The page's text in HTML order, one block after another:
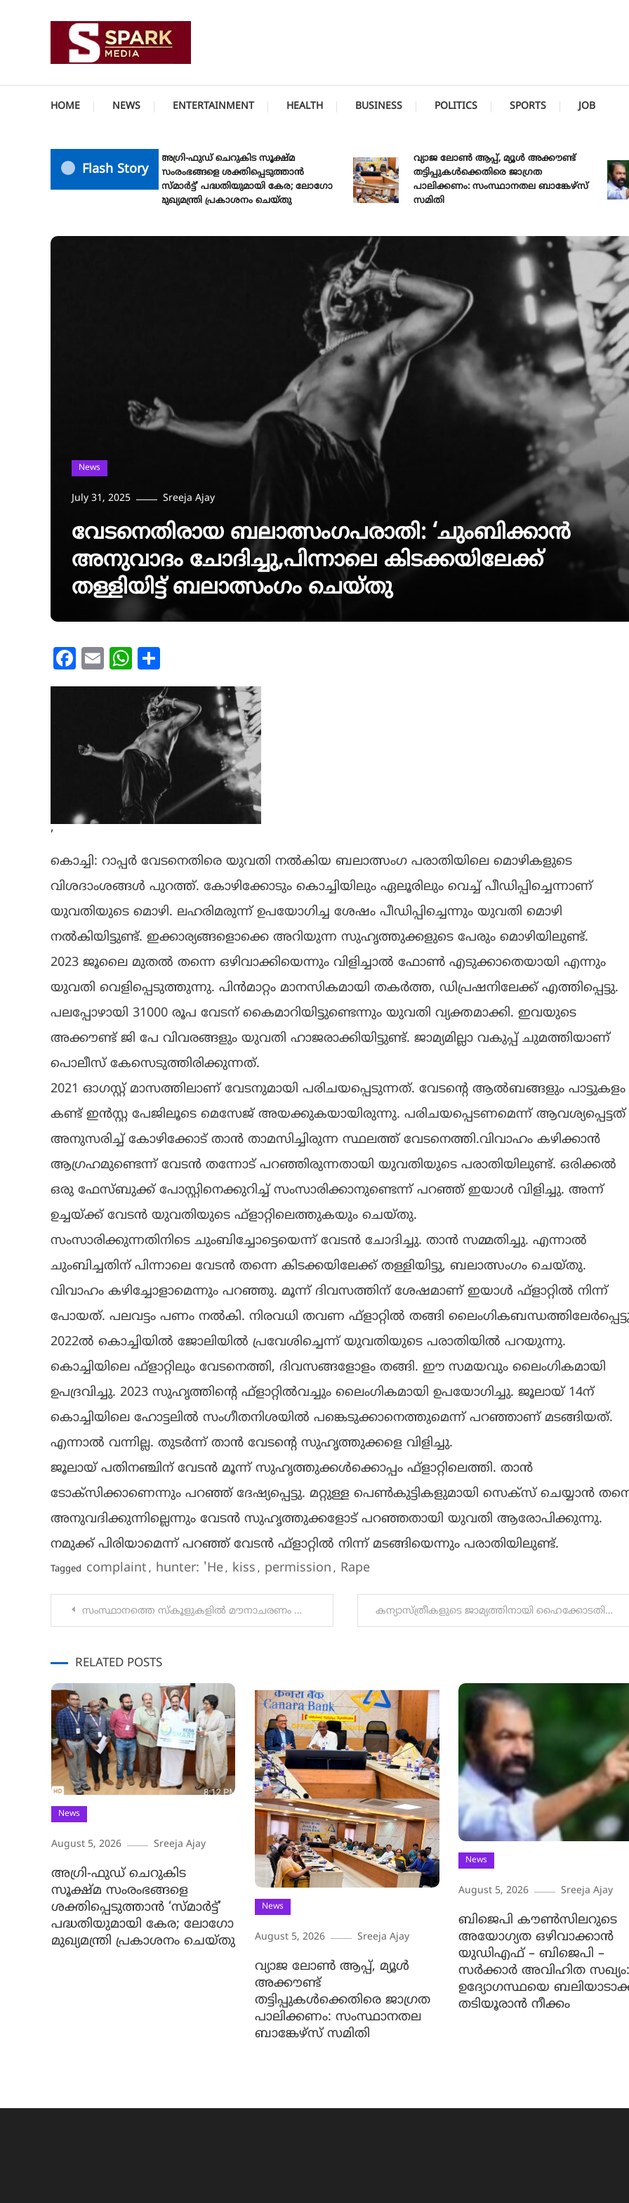
SPARK MEDIA
HOME NEWS ENTERTAINMENT HEALTH BUSINESS POLITICS SPORTS JOB
Flash Story
അഗ്രി-ഫുഡ് ചെറുകിട സൂക്ഷ്മ
സംരംഭങ്ങളെ ശക്തിപ്പെടുത്താന്‍
‘സ്മാര്‍ട്ട്’ പദ്ധതിയുമായി കേര; ലോഗോ
മുഖ്യമന്ത്രി പ്രകാശനം ചെയ്തു
വ്യാജ ലോൺ ആപ്പ്, മ്യൂൾ അക്കൗണ്ട്
തട്ടിപ്പുകൾക്കെതിരെ ജാ​ഗ്രത
പാലിക്കണം: സംസ്ഥാനതല ബാങ്കേഴ്സ്
സമിതി
News
July 31, 2025 Sreeja Ajay
വേടനെതിരായ ബലാത്സംഗപരാതി: ‘ചുംബിക്കാൻ
അനുവാദം ചോദിച്ചു,പിന്നാലെ കിടക്കയിലേക്ക്
തള്ളിയിട്ട് ബലാത്സംഗം ചെയ്തു
Facebook
Email WhatsApp
’
കൊച്ചി: റാപ്പർ വേടനെതിരെ യുവതി നൽകിയ ബലാത്സം​ഗ പരാതിയിലെ മൊഴികളുടെ
വിശദാംശങ്ങൾ പുറത്ത്. കോഴിക്കോടും കൊച്ചിയിലും ഏലൂരിലും വെച്ച് പീഡിപ്പിച്ചെന്നാണ്
യുവതിയുടെ മൊഴി. ലഹരിമരുന്ന് ഉപയോ​ഗിച്ച ശേഷം പീ‍ഡിപ്പിച്ചെന്നും യുവതി മൊഴി
നൽകിയിട്ടുണ്ട്. ഇക്കാര്യങ്ങളൊക്കെ അറിയുന്ന സുഹൃത്തുക്കളുടെ പേരും മൊഴിയിലുണ്ട്.
2023 ജൂലൈ മുതൽ തന്നെ ഒഴിവാക്കിയെന്നും വിളിച്ചാൽ ഫോൺ എടുക്കാതെയായി എന്നും
യുവതി വെളിപ്പെടുത്തുന്നു. പിൻമാറ്റം മാനസികമായി തകർത്ത, ഡിപ്രഷനിലേക്ക് എത്തിപ്പെട്ടു.
പലപ്പോഴായി 31000 രൂപ വേടന് കൈമാറിയിട്ടുണ്ടെന്നും യുവതി വ്യക്തമാക്കി. ഇവയുടെ
അക്കൗണ്ട് ജി പേ വിവരങ്ങളും യുവതി ​ഹാജരാക്കിയിട്ടുണ്ട്. ജാമ്യമില്ലാ വകുപ്പ് ചുമത്തിയാണ്
പൊലീസ് കേസെടുത്തിരിക്കുന്നത്.
2021 ഓഗസ്റ്റ് മാസത്തിലാണ് വേടനുമായി പരിചയപ്പെടുന്നത്. വേടന്‍റെ ആൽബങ്ങളും പാട്ടുകളം
കണ്ട് ഇൻസ്റ്റ പേജിലൂടെ മെസേജ് അയക്കുകയായിരുന്നു. പരിചയപ്പെടണമെന്ന് ആവശ്യപ്പെട്ടത്
അനുസരിച്ച് കോഴിക്കോട് താൻ താമസിച്ചിരുന്ന സ്ഥലത്ത് വേടനെത്തി.വിവാഹം കഴിക്കാൻ
ആഗ്രഹമുണ്ടെന്ന് വേടൻ തന്നോട് പറഞ്ഞിരുന്നതായി യുവതിയുടെ പരാതിയിലുണ്ട്. ഒരിക്കൽ
ഒരു ഫേസ്ബുക്ക് പോസ്റ്റിനെക്കുറിച്ച് സംസാരിക്കാനുണ്ടെന്ന് പറഞ്ഞ് ഇയാൾ വിളിച്ചു. അന്ന്
ഉച്ചയ്ക്ക് വേടൻ യുവതിയുടെ ഫ്ളാറ്റിലെത്തുകയും ചെയ്തു.
സംസാരിക്കുന്നതിനിടെ ചുംബിച്ചോട്ടെയെന്ന് വേടൻ ചോദിച്ചു. താൻ സമ്മതിച്ചു. എന്നാൽ
ചുംബിച്ചതിന് പിന്നാലെ വേടൻ തന്നെ കിടക്കയിലേക്ക് തള്ളിയിട്ടു, ബലാത്സംഗം ചെയ്തു.
വിവാഹം കഴിച്ചോളാമെന്നും പറഞ്ഞു. മൂന്ന് ദിവസത്തിന് ശേഷമാണ് ഇയാൾ ഫ്ളാറ്റിൽ നിന്ന്
പോയത്. പലവട്ടം പണം നൽകി. നിരവധി തവണ ഫ്ളാറ്റിൽ തങ്ങി
2022ൽ കൊച്ചിയിൽ ജോലിയിൽ പ്രവേശിച്ചെന്ന് യുവതിയുടെ പരാതിയിൽ പറയുന്നു.
കൊച്ചിയിലെ ഫ്ളാറ്റിലും വേടനെത്തി, ദിവസങ്ങളോളം തങ്ങി. ഈ സമയവും ലൈംഗികമായി
ഉപദ്രവിച്ചു. 2023 സുഹൃത്തിന്റെ ഫ്ളാറ്റിൽവച്ചും ലൈംഗികമായി ഉപയോഗിച്ചു. ജൂലായ് 14ന്
കൊച്ചിയിലെ ഹോട്ടലിൽ സംഗീതനിശയിൽ പങ്കെടുക്കാനെത്തുമെന്ന് പറഞ്ഞാണ് മടങ്ങിയത്.
എന്നാൽ വന്നില്ല. തുടർന്ന് താൻ വേടന്റെ സുഹൃത്തുക്കളെ വിളിച്ചു.
ജൂലായ് പതിനഞ്ചിന് വേടൻ മൂന്ന് സുഹൃത്തുക്കൾക്കൊപ്പം ഫ്ളാറ്റിലെത്തി. താൻ
ടോക്സിക്കാണെന്നും പറഞ്ഞ് ദേഷ്യപ്പെട്ടു. മറ്റുള്ള പെൺകുട്ടികളുമായി സെക്സ് ചെയ്യാൻ
അനുവദിക്കുന്നില്ലെന്നും വേടൻ സുഹൃത്തുക്കളോട് പറഞ്ഞതായി യുവതി ആരോപിക്കുന്നു.
നമുക്ക് പിരിയാമെന്ന് പറഞ്ഞ് വേടൻ ഫ്ളാറ്റിൽ നിന്ന് മടങ്ങിയെന്നും പരാതിയിലുണ്ട്.
Tagged complaint , hunter: 'He, kiss , permission , Rape
Post
സംസ്ഥാനത്തെ സ്കൂളുകളിൽ മൗനാചരണം ആചരിച്ചു : 2024 ജൂലൈ 30ന് വയനാട് ജില്ലയിൽ ഉണ്ടായ ഉരുൾപൊട്ടലിൽ 52 വിദ്യാർത്ഥികൾ മരണമടഞ്ഞ സംഭവം : കന്യാസ്ത്രീകളുടെ ജാമ്യത്തിനായി ഹൈക്കോടതിയിലേക്ക്, എൻഐഎ കോടതിയെ സമീപിക്കേണ്ടെന്ന് നിയമോപദേശം
RELATED POSTS
News
August 5, 2026 Sreeja Ajay
അഗ്രി-ഫുഡ് ചെറുകിട
സൂക്ഷ്മ സംരംഭങ്ങളെ
ശക്തിപ്പെടുത്താന്‍ ‘സ്മാര്‍ട്ട്’
പദ്ധതിയുമായി കേര; ലോഗോ
മുഖ്യമന്ത്രി പ്രകാശനം ചെയ്തു
News
August 5, 2026 Sreeja Ajay
വ്യാജ ലോൺ ആപ്പ്, മ്യൂൾ
അക്കൗണ്ട്
തട്ടിപ്പുകൾക്കെതിരെ ജാ​ഗ്രത
പാലിക്കണം: സംസ്ഥാനതല
ബാങ്കേഴ്സ് സമിതി
News
August 5, 2026 Sreeja Ajay
ബിജെപി കൗൺസിലറുടെ
അയോഗ്യത ഒഴിവാക്കാൻ
യുഡിഎഫ് – ബിജെപി –
സർക്കാർ അവിഹിത
ഉദ്യോഗസ്ഥയെ
തടിയൂരാൻ നീക്കം